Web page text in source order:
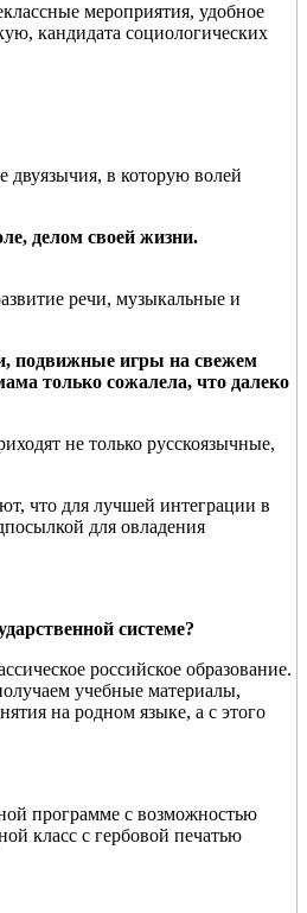
мероприятия, удобное
кандидата социологических
двуязычия, в которую волей
делом своей жизни.
речи, музыкальные и
подвижные игры на свежем
только сожалела, что далеко
не только русскоязычные,
что для лучшей интеграции в
для овладения
системе?
российское образование.
учебные материалы,
на родном языке, а с этого
программе с возможностью
класс с гербовой печатью